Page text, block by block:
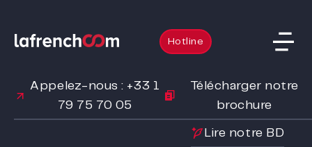
Hotline
Appelez-nous : +33 1
79 75 70 05
Télécharger notre
brochure
Lire notre BD